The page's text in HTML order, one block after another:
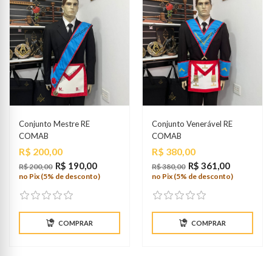
Conjunto Mestre RE
COMAB
Preço
R$ 200,00
R$ 200,00 R$ 190,00
no Pix (5% de desconto)
COMPRAR
Conjunto Venerável RE
COMAB
Preço
R$ 380,00
R$ 380,00 R$ 361,00
no Pix (5% de desconto)
COMPRAR